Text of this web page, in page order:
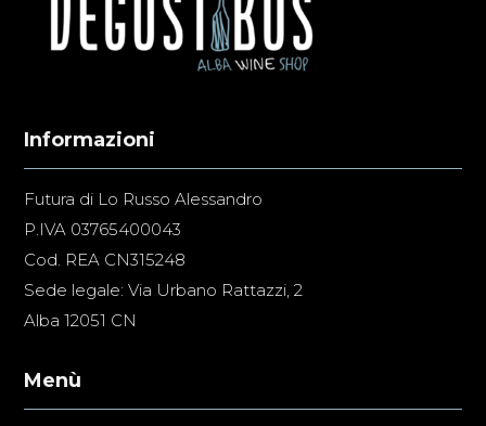
Informazioni
Futura di Lo Russo Alessandro
P.IVA 03765400043
Cod. REA CN315248
Sede legale: Via Urbano Rattazzi, 2
Alba 12051 CN
Menù